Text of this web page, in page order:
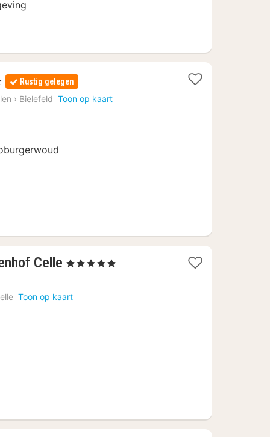
Rustig gelegen
› Bielefeld Toon op kaart
Celle 3
vanaf
166,10
, 5 Sterren
Toon op kaart